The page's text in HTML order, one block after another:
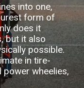
Tillbehör
Outlet
Reservdelar
Sprängskisser
into one,
form of
does it
but it also
possible.
in tire-
power wheelies,